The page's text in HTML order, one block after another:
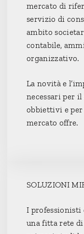
mercato di
servizio di
ambito
contabile,
organizzativo.
La novità e
necessari per
obbiettivi e
mercato offre.
SOLUZIONI
I professionisti
una fitta rete